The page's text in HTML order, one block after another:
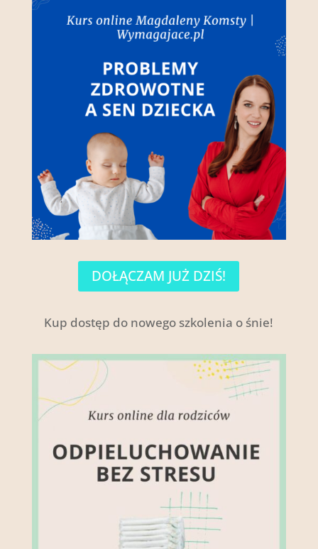
DOŁĄCZAM JUŻ DZIŚ!
Kup dostęp do nowego szkolenia o śnie!